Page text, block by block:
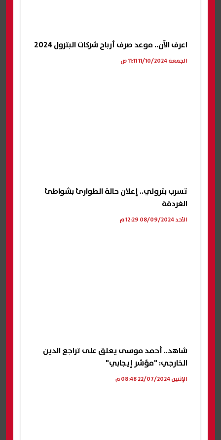
اعرف الآن.. موعد صرف أرباح شركات البترول 2024
الجمعة 11/10/2024 11:11 ص
تسرب بترولي.. إعلان حالة الطوارئ بشواطئ
الغردقة
الأحد 08/09/2024 12:29 م
شاهد.. أحمد موسى يعلق على تراجع الدين
الخارجي: "مؤشر إيجابي"
الإثنين 22/07/2024 08:48 م